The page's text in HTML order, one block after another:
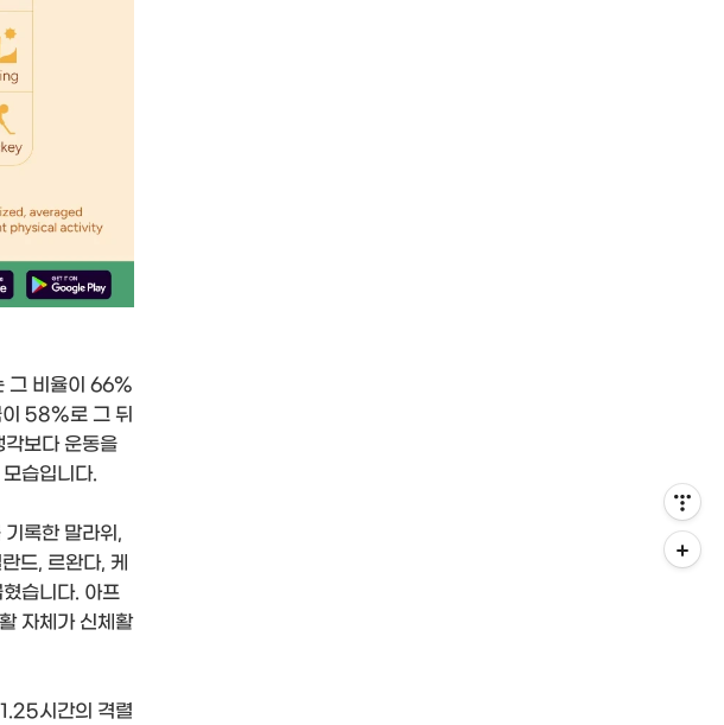
그 비율이 66%
58%로 그 뒤
보다 운동을
습입니다.
록한 말라위,
드, 르완다, 케
습니다. 아프
자체가 신체활
시간의 격렬